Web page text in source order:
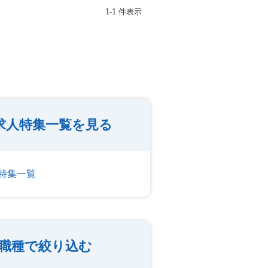
1-1 件表示
特集一覧を見る
集一覧
種で絞り込む